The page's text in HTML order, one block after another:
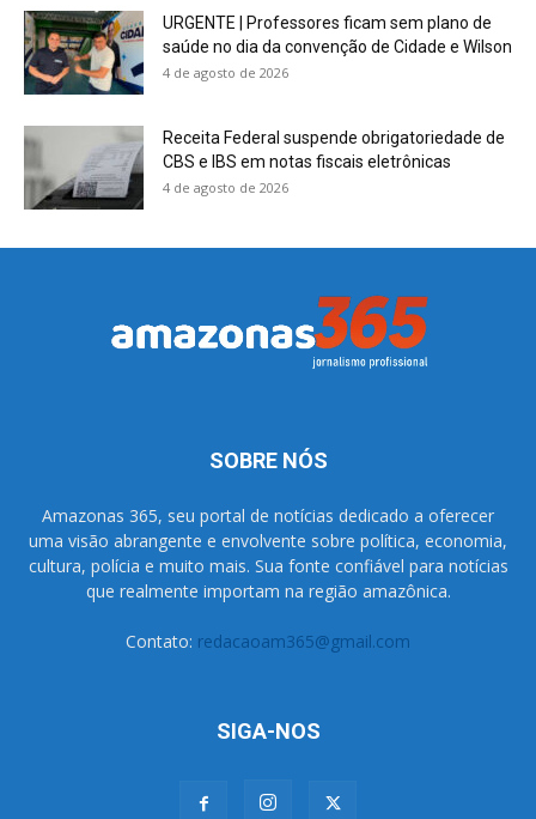
URGENTE | Professores ficam sem plano de
saúde no dia da convenção de Cidade e Wilson
4 de agosto de 2026
Receita Federal suspende obrigatoriedade de
CBS e IBS em notas fiscais eletrônicas
4 de agosto de 2026
SOBRE NÓS
Amazonas 365, seu portal de notícias dedicado a oferecer
uma visão abrangente e envolvente sobre política, economia,
cultura, polícia e muito mais. Sua fonte confiável para notícias
que realmente importam na região amazônica.
Contato: redacaoam365@gmail.com
SIGA-NOS